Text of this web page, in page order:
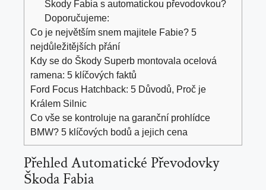
Škody Fabia s automatickou převodovkou?
Doporučujeme:
Co je největším snem majitele Fabie? 5
nejdůležitějších přání
Kdy se do Škody Superb montovala ocelová
ramena: 5 klíčových faktů
Ford Focus Hatchback: 5 Důvodů, Proč je
Králem Silnic
Co vše se kontroluje na garanční prohlídce
BMW? 5 klíčových bodů a jejich cena
Přehled Automatické Převodovky
Škoda Fabia